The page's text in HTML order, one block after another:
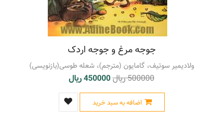
جوجه مرغ و جوجه اردک
ولادیمیر سوتیف، گامایون (مترجم)، شعله طوسی(بازنویسی)
500000 ریال 450000 ریال
اضافه به سبد خرید